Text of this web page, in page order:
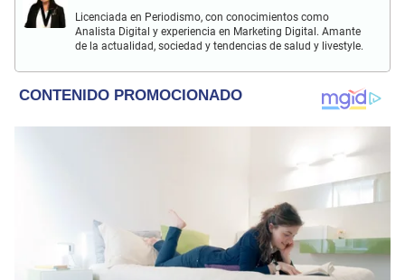
Licenciada en Periodismo, con conocimientos como
Analista Digital y experiencia en Marketing Digital. Amante
de la actualidad, sociedad y tendencias de salud y livestyle.